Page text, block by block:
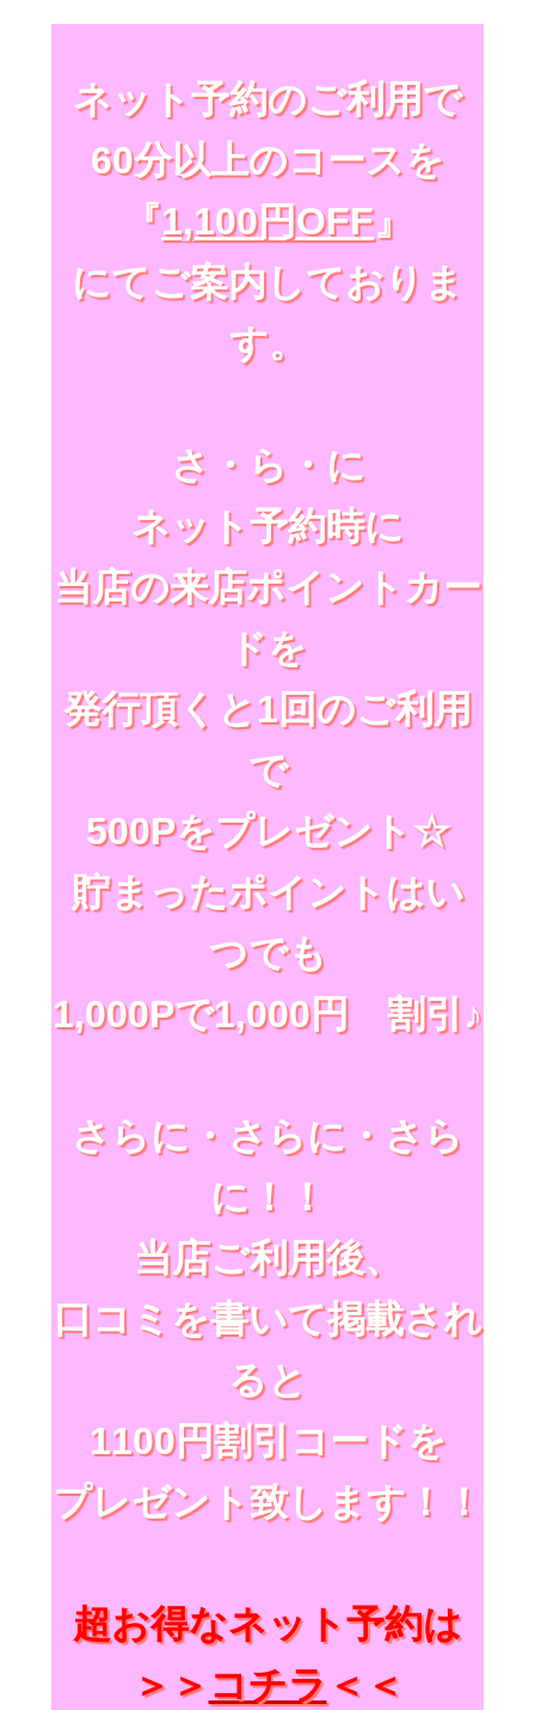
ネット予約のご利用で
60分以上のコースを
『1,100円OFF』
にてご案内しておりま
す。
さ・ら・に
ネット予約時に
当店の来店ポイントカー
ドを
発行頂くと1回のご利用
で
500Pをプレゼント☆
貯まったポイントはい
つでも
1,000Pで1,000円 割引♪
さらに・さらに・さら
に！！
当店ご利用後、
口コミを書いて掲載され
ると
1100円割引コードを
プレゼント致します！！
超お得なネット予約は
＞＞ コチラ ＜＜